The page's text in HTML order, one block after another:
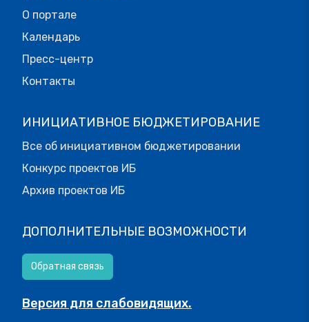
О портале
Календарь
Пресс-центр
Контакты
ИНИЦИАТИВНОЕ БЮДЖЕТИРОВАНИЕ
Все об инициативном бюджетировании
Конкурс проектов ИБ
Архив проектов ИБ
ДОПОЛНИТЕЛЬНЫЕ ВОЗМОЖНОСТИ
Обратная связь
Версия для слабовидящих.